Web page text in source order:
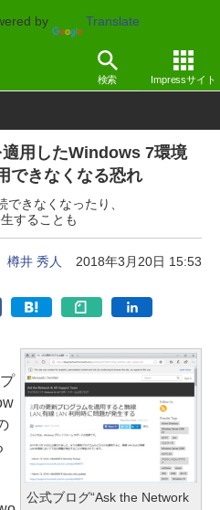
by Translate
検索 Impressサイト
Windows
用したWindows 7環境
できなくなる恐れ
きなくなったり、
することも
樽井 秀人 2018年3月20日 15:53
公式ブログ“Ask the Network